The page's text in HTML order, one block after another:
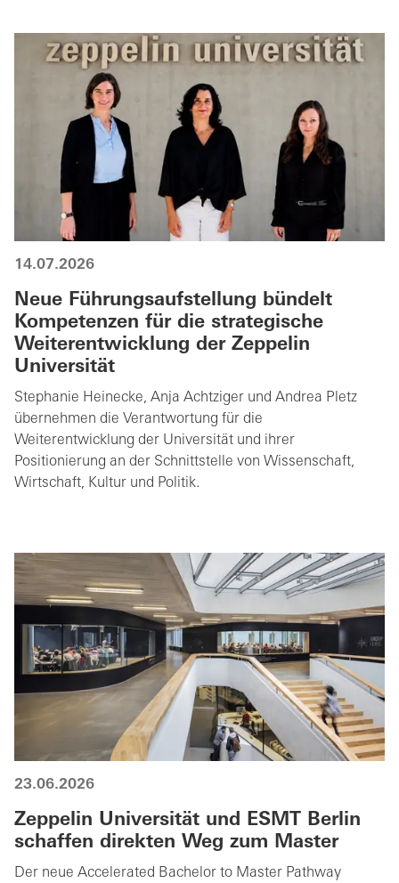
14.07.2026
Neue Führungsaufstellung bündelt
Kompetenzen für die strategische
Weiterentwicklung der Zeppelin
Universität
Stephanie Heinecke, Anja Achtziger und Andrea Pletz
übernehmen die Verantwortung für die
Weiterentwicklung der Universität und ihrer
Positionierung an der Schnittstelle von Wissenschaft,
Wirtschaft, Kultur und Politik.
23.06.2026
Zeppelin Universität und ESMT Berlin
schaffen direkten Weg zum Master
Der neue Accelerated Bachelor to Master Pathway